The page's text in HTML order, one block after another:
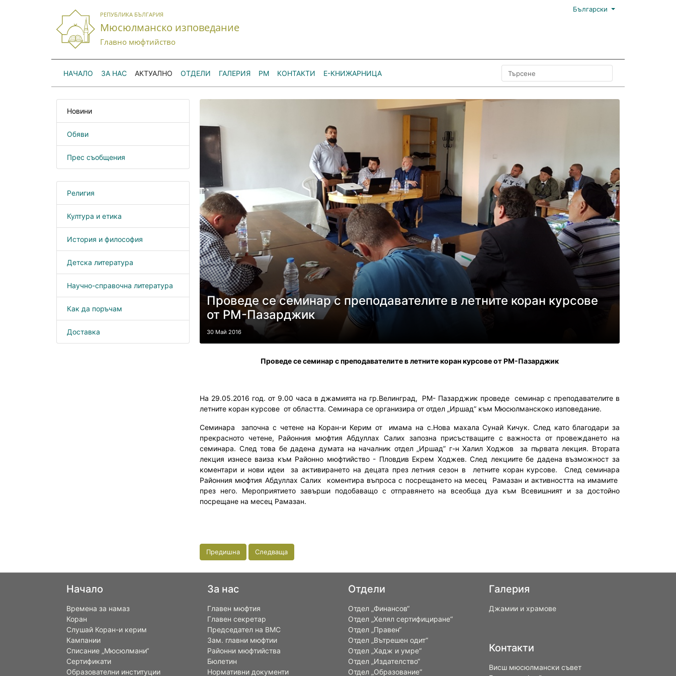
РЕПУБЛИКА БЪЛГАРИЯ
Мюсюлманско изповедание
Главно мюфтийство
Български
НАЧАЛО ЗА НАС АКТУАЛНО ОТДЕЛИ ГАЛЕРИЯ РМ КОНТАКТИ Е-КНИЖАРНИЦА
Новини
Обяви
Прес съобщения
Религия
Култура и етика
История и философия
Детска литература
Научно-справочна литература
Как да поръчам
Доставка
Проведе се семинар с преподавателите в летните коран курсове
от РМ-Пазарджик
30 Май 2016
Проведе се семинар с преподавателите в летните коран курсове от РМ-Пазарджик
На 29.05.2016 год. от 9.00 часа в джамията на гр.Велинград, РМ- Пазарджик проведе семинар с преподавателите в
летните коран курсове от областта. Семинара се организира от отдел „Иршад” към Мюсюлманскоко изповедание.
Семинара започна с четене на Коран-и Керим от имама на с.Нова махала Сунай Кичук. След като благодари за
прекрасното четене, Районния мюфтия Абдуллах Салих запозна присъстващите с важноста от провеждането на
семинара. След това бе дадена думата на началник отдел „Иршад” г-н Халил Ходжов за първата лекция. Втората
лекция изнесе ваиза към Районно мюфтийство - Пловдив Екрем Ходжев. След лекциите бе дадена възможност за
коментари и нови идеи за активирането на децата през летния сезон в летните коран курсове. След семинара
Районния мюфтия Абдуллах Салих коментира въпроса с посрещането на месец Рамазан и активността на имамите
през него. Мероприятието завърши подобаващо с отправянето на всеобща дуа към Всевишният и за достойно
посрещане на месец Рамазан.
Предишна Следваща
Начало
Времена за намаз
Коран
Слушай Коран-и керим
Кампании
Списание „Мюсюлмани“
Сертификати
Образователни институции
За нас
Главен мюфтия
Главен секретар
Председател на ВМС
Зам. главни мюфтии
Районни мюфтийства
Бюлетин
Нормативни документи
Отдели
Отдел „Финансов“
Отдел „Хелял сертифициране“
Отдел „Правен“
Отдел „Вътрешен одит“
Отдел „Хадж и умре“
Отдел „Издателство“
Отдел „Образование“
Галерия
Джамии и храмове
Контакти
Висш мюсюлмански съвет